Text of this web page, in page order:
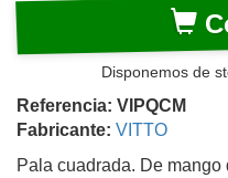
Disponemos de
Referencia: VIPQCM
Fabricante: VITTO
Pala cuadrada. De